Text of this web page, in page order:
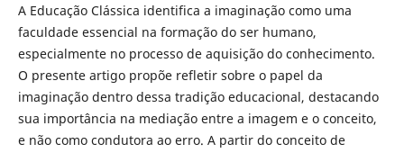
A Educação Clássica identifica a imaginação como uma
faculdade essencial na formação do ser humano,
especialmente no processo de aquisição do conhecimento.
O presente artigo propõe refletir sobre o papel da
imaginação dentro dessa tradição educacional, destacando
sua importância na mediação entre a imagem e o conceito,
e não como condutora ao erro. A partir do conceito de